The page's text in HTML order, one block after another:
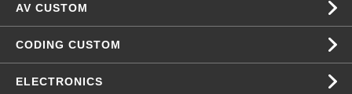
AV CUSTOM
CODING CUSTOM
ELECTRONICS